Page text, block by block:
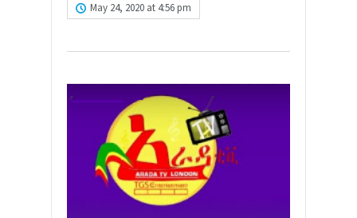
May 24, 2020 at 4:56 pm